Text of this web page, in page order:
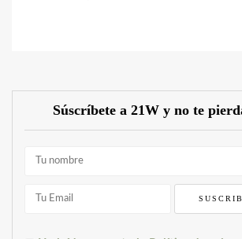
Súscríbete a 21W y no te